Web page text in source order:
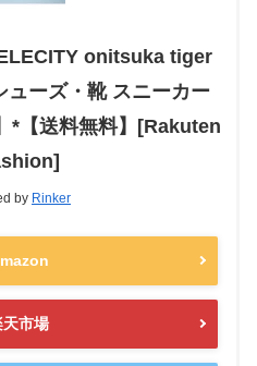
onitsuka tiger
ューズ・靴 スニーカー
*【送料無料】[Rakuten
by Rinker
天市場